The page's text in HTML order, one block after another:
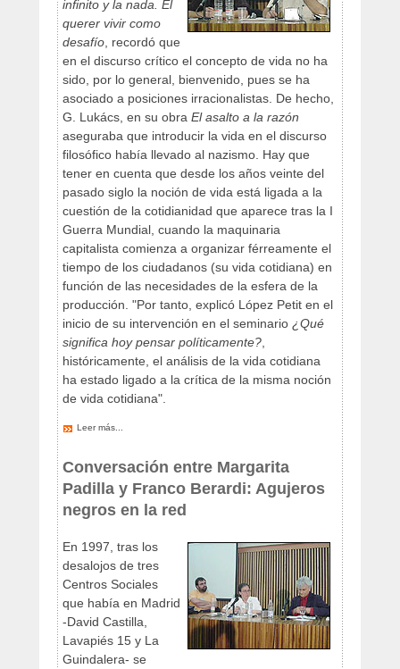
infinito y la nada. El
querer vivir como
desafío , recordó que
en el discurso crítico el concepto de vida no ha
sido, por lo general, bienvenido, pues se ha
asociado a posiciones irracionalistas. De hecho,
G. Lukács, en su obra El asalto a la razón
aseguraba que introducir la vida en el discurso
filosófico había llevado al nazismo. Hay que
tener en cuenta que desde los años veinte del
pasado siglo la noción de vida está ligada a la
cuestión de la cotidianidad que aparece tras la I
Guerra Mundial, cuando la maquinaria
capitalista comienza a organizar férreamente el
tiempo de los ciudadanos (su vida cotidiana) en
función de las necesidades de la esfera de la
producción. "Por tanto, explicó López Petit en el
inicio de su intervención en el seminario ¿Qué
significa hoy pensar políticamente?
históricamente, el análisis de la vida cotidiana
ha estado ligado a la crítica de la misma noción
de vida cotidiana".
Leer más...
Conversación entre Margarita
Padilla y Franco Berardi: Agujeros
negros en la red
En 1997, tras los
desalojos de tres
Centros Sociales
que había en Madrid
-David Castilla,
Lavapiés 15 y La
Guindalera- se